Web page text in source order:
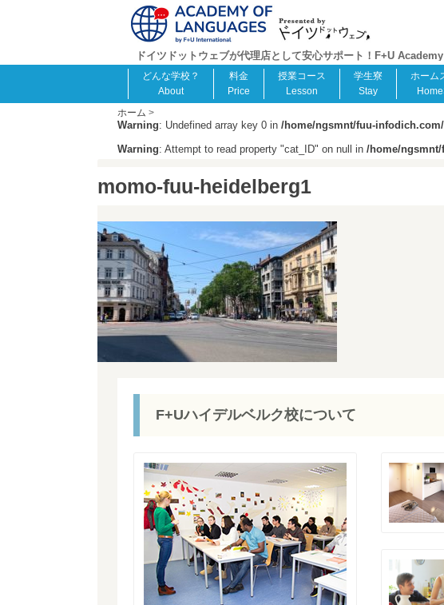
ドイツドットウェブが代理店として安心サポート！F+U
どんな学校？
About
料金
Price
授業コース
Lesson
学生寮
Stay
ホーム
ホーム >
Warning: Undefined array key 0 in /home/ngsmnt/fuu-
Warning: Attempt to read property "cat_ID" on null in /home/
momo-fuu-heidelberg1
F+Uハイデルベルク校について